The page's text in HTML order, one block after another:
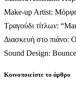
Make-up Artist:
Τραγούδι τίτλων:
Διασκευή στο πιάνο:
Sound Design:
Κοινοποιείστε το άρθρο